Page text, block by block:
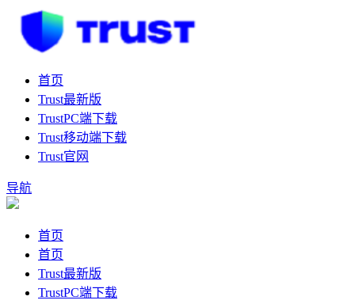
首页
Trust最新版
TrustPC端下载
Trust移动端下载
Trust官网
导航
首页
首页
Trust最新版
TrustPC端下载